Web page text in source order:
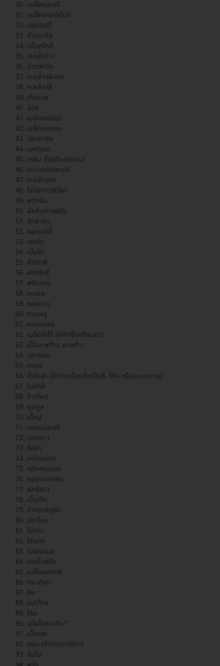
แบล็คเบอร์รี
แบล็คเคอร์เร้นท์
บลูเบอร์รี่
ถั่วบราซิล
บร็อคโคลี่
กะหล่ำดาว
ข้าวบัควีท
กะหล่ำปลีแดง
กะหล่ำปลี
เก๊กฮวย
อ้อย
เมล็ดเคเปอร์
เมล็ดแครอบ
ปลาคาร์พ
แคร์รอต
เคซีน (โปรตีนจากนม)
มะม่วงหิมพานด์
กะหล่ำดอก
ไข่ปลาคาร์เวียร์
พริกป่น
ผักคึ่นช่ายฝรั่ง
ผักชาร์ท
ผลเชอร์รี่
เกาลัด
เนื้อไก่
ถั่วชิคพี
ผักชิโครี่
พริกแดง
อบเชย
หอยกาบ
กานพลู
หอยแครง
เมล็ดโกโก้ (ใช้ทำช็อคโกแลต)
เนื้อมะพร้าว, มะพร้าว
ปลาคอด
กาแฟ
ถั่วโคล่า (ใช้ทำเครื่องดื่มเป๊ปซี่, โค้ก หรือขนมหวาน)
ใบผักชี
ข้าวโพด
คูสคูส
เนื้อปู
แครนเบอร์รี่
แตงกวา
ยี่หร่า
เครื่องแกง
หมึกกระดอง
ผลอินทผาลัม
ผักชีลาว
เนื้อเป็ด
ข้าวสาลีดูรัม
ปลาไหล
ไข่ขาว
ไข่แดง
ใบเฟนเนล
มะเดื่อฝรั่ง
เมล็ดแฟลกซ์
กระเทียม
ขิง
แปะก๊วย
โสม
แป้งไกลอะดิน*
เนื้อแพะ
องุ่น (ดำ/แดง/เขียว)
ส้มโอ